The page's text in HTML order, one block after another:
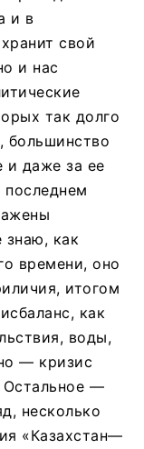
и в
свой
и нас
так долго
большинство
и даже за ее
знаю, как
времени, оно
итогом
как
воды,
— кризис
Остальное —
несколько
«Казахстан—